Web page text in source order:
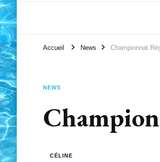
Accueil News Championnat
NEWS
CÉLINE